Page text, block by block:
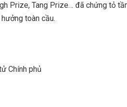
Prize, Tang Prize… đã chứng tỏ
toàn cầu.
Chính phủ